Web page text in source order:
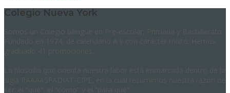
Colegio Nueva York